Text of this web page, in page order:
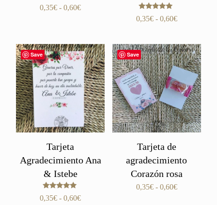
0,35€ - 0,60€Rango
0,35€
hasta
0,60€
Valorado
con
0,35€ - 0,60€Rango
desde
0,35€
hasta
0,60€
Save
Tarjeta
Agradecimiento Ana
& Istebe
Valorado
con
0,35€ - 0,60€Rango
Save
Tarjeta de
agradecimiento
Corazón rosa
0,35€ - 0,60€Rango